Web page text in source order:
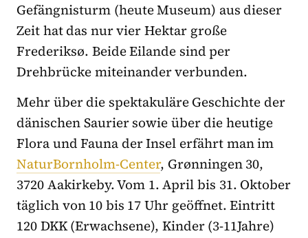
Gefängnisturm (heute Museum) aus dieser
Zeit hat das nur vier Hektar große
Frederiksø. Beide Eilande sind per
Drehbrücke miteinander verbunden.
Mehr über die spektakuläre Geschichte der
dänischen Saurier sowie über die heutige
Flora und Fauna der Insel erfährt man im
NaturBornholm-Center, Grønningen 30,
3720 Aakirkeby. Vom 1. April bis 31. Oktober
täglich von 10 bis 17 Uhr geöffnet. Eintritt
120 DKK (Erwachsene), Kinder (3-11Jahre)